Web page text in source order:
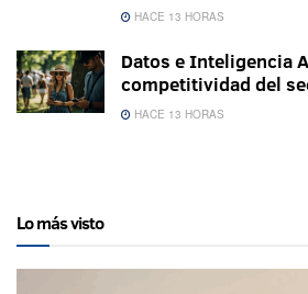
HACE 13 HORAS
Datos e Inteligencia
competitividad del
HACE 13 HORAS
Lo más visto